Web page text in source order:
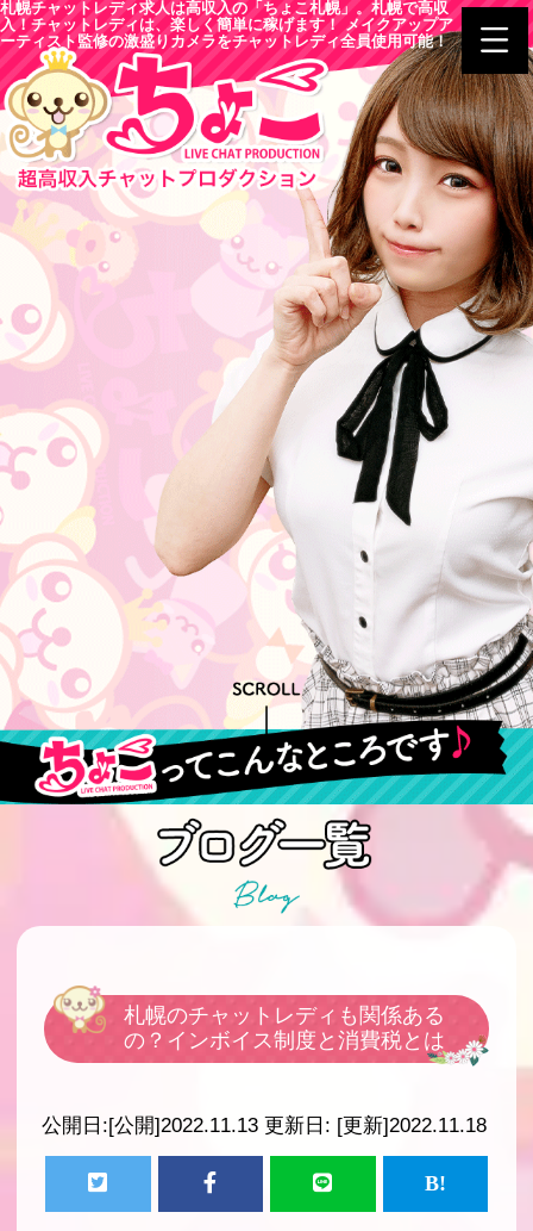
札幌チャットレディ求人は高収入の「ちょこ札幌」。札幌で高収
入！チャットレディは、楽しく簡単に稼げます！ メイクアップア
ーティスト監修の激盛りカメラをチャットレディ全員使用可能！
札幌のチャットレディも関係ある
の？インボイス制度と消費税とは
公開日:[公開]2022.11.13 更新日: [更新]2022.11.18